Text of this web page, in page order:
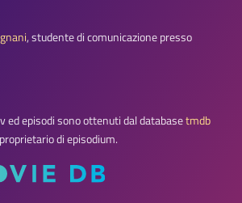
, studente di comunicazione presso
ed episodi sono ottenuti dal databasetmdb
di episodium.